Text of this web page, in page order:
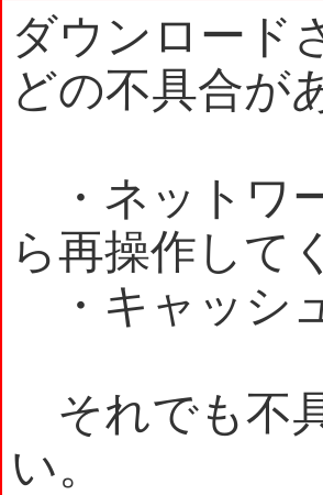
ダウンロード
どの不具合が
・ネットワ
ら再操作して
・キャッシ
それでも不
い。